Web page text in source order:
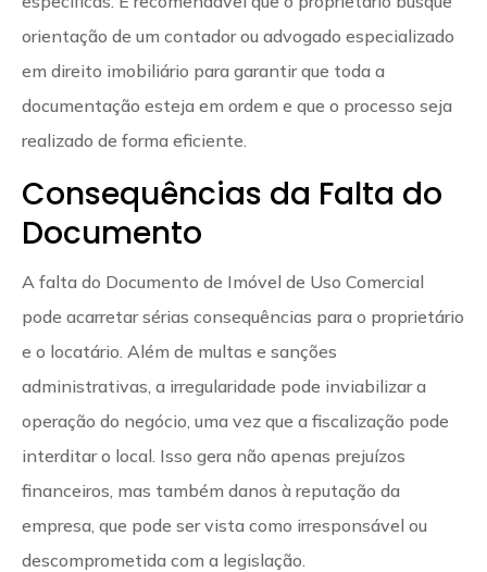
orientação de um contador ou advogado especializado
em direito imobiliário para garantir que toda a
documentação esteja em ordem e que o processo seja
realizado de forma eficiente.
Consequências da Falta do
Documento
A falta do Documento de Imóvel de Uso Comercial
pode acarretar sérias consequências para o proprietário
e o locatário. Além de multas e sanções
administrativas, a irregularidade pode inviabilizar a
operação do negócio, uma vez que a fiscalização pode
interditar o local. Isso gera não apenas prejuízos
financeiros, mas também danos à reputação da
empresa, que pode ser vista como irresponsável ou
descomprometida com a legislação.